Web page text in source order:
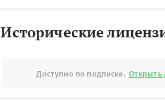
Исторические
Доступно по подписке. Открыть